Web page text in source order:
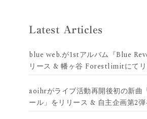
Latest Articles
blue web.が1stアルバム『Blue
リース & 幡ヶ谷 Forestlimitにて
aoihrがライブ活動再開後初の新曲
ール」をリリース & 自主企画第2